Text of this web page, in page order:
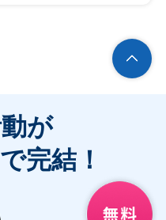
が
完結！